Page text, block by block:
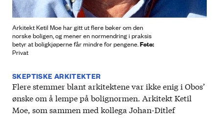
Arkitekt Ketil Moe har gitt ut flere bøker om den
norske boligen, og mener en normendring i praksis
betyr at boligkjøperne får mindre for pengene. Foto:
Privat
SKEPTISKE ARKITEKTER
Flere stemmer blant arkitektene var ikke enig i Obos’
ønske om å lempe på bolignormen. Arkitekt Ketil
Moe, som sammen med kollega Johan-Ditlef